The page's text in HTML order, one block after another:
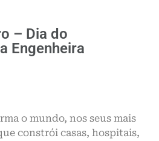
– Dia do
Engenheira
o mundo, nos seus mais
constrói casas, hospitais,